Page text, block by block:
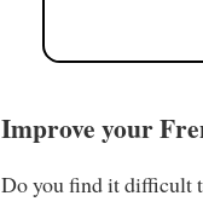
Improve your
Do you find it difficult